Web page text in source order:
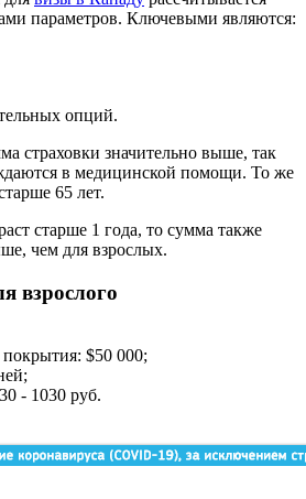
параметров. Ключевыми являются:
опций.
страховки значительно выше, так
в медицинской помощи. То же
65 лет.
старше 1 года, то сумма также
чем для взрослых.
взрослого
$50 000;
- 1030 руб.